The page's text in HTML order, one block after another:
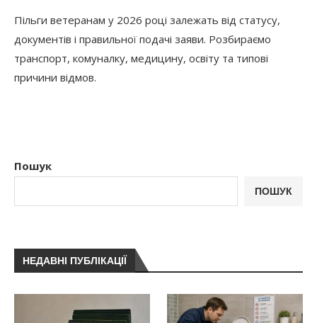
Пільги ветеранам у 2026 році залежать від статусу,
документів і правильної подачі заяви. Розбираємо
транспорт, комуналку, медицину, освіту та типові
причини відмов.
Пошук
ПОШУК
НЕДАВНІ ПУБЛІКАЦІЇ